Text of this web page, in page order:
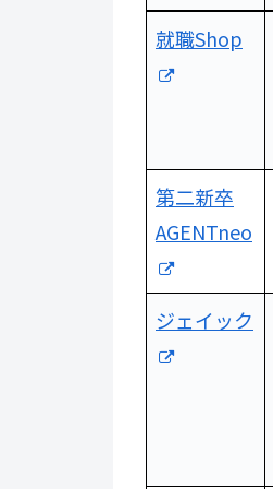
サービス
名
就職Shop
第二新卒
AGENTneo
ジェイック